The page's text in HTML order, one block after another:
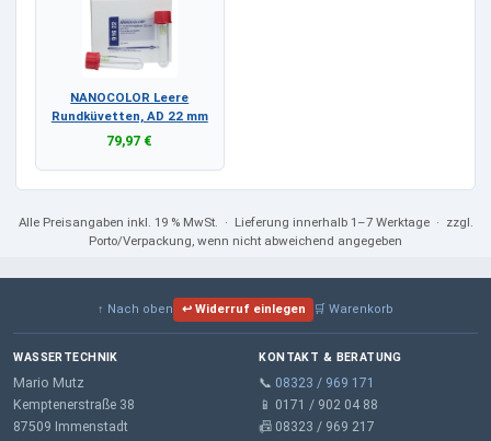
NANOCOLOR Leere
Rundküvetten, AD 22 mm
79,97 €
Alle Preisangaben inkl. 19 % MwSt. · Lieferung innerhalb 1–7 Werktage · zzgl.
Porto/Verpackung, wenn nicht abweichend angegeben
↑ Nach oben ↩ Widerruf einlegen 🛒 Warenkorb
WASSERTECHNIK
Mario Mutz
Kemptenerstraße 38
87509 Immenstadt
KONTAKT & BERATUNG
📞 08323 / 969 171
📱 0171 / 902 04 88
📠 08323 / 969 217